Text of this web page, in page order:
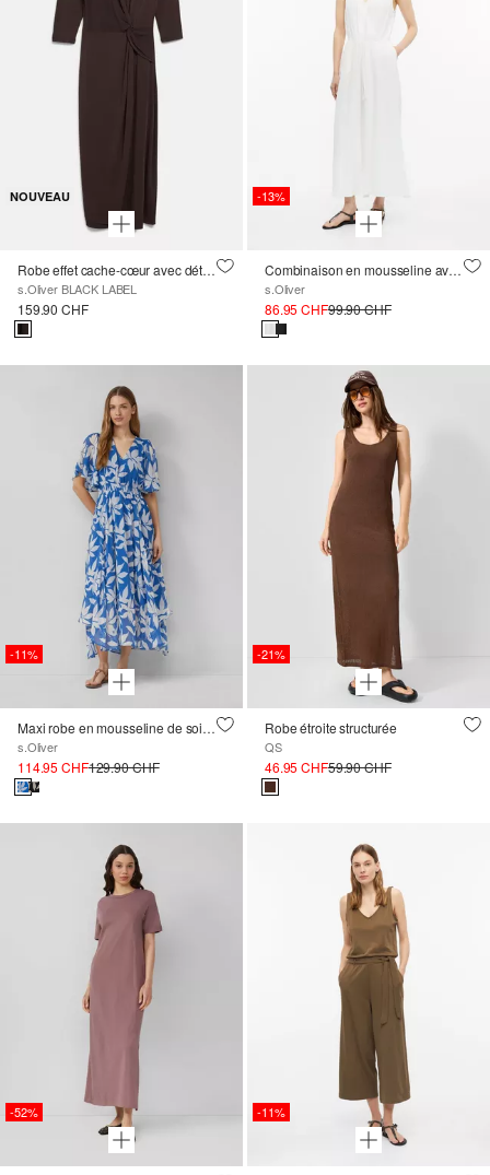
NOUVEAU
Robe effet cache-cœur avec détail noué
s.Oliver BLACK LABEL
159.90 CHF
-13%
Combinaison en mousseline avec taille élastique
s.Oliver
86.95 CHF99.90 CHF
-11%
Maxi robe en mousseline de soie avec taille smockée
s.Oliver
114.95 CHF129.90 CHF
-21%
Robe étroite structurée
QS
46.95 CHF59.90 CHF
-52% -11%